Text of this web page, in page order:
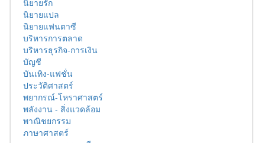
นิยายรัก
นิยายแปล
นิยายแฟนตาซี
บริหารการตลาด
บริหารธุรกิจ-การเงิน
บัญชี
บันเทิง-แฟชั่น
ประวัติศาสตร์
พยากรณ์-โหราศาสตร์
พลังงาน - สิ่งแวดล้อม
พาณิชยกรรม
ภาษาศาสตร์